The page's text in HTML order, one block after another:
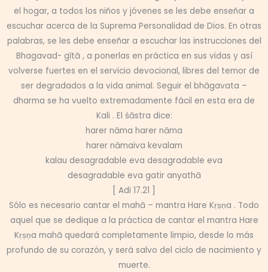
el hogar, a todos los niños y jóvenes se les debe enseñar a
escuchar acerca de la Suprema Personalidad de Dios. En otras
palabras, se les debe enseñar a escuchar las instrucciones del
Bhagavad- gītā , a ponerlas en práctica en sus vidas y así
volverse fuertes en el servicio devocional, libres del temor de
ser degradados a la vida animal. Seguir el bhāgavata –
dharma se ha vuelto extremadamente fácil en esta era de
Kali . El śāstra dice:
harer nāma harer nāma
harer nāmaiva kevalam
kalau desagradable eva desagradable eva
desagradable eva gatir anyathā
[ Adi 17.21 ]
Sólo es necesario cantar el mahā – mantra Hare Kṛṣṇa . Todo
aquel que se dedique a la práctica de cantar el mantra Hare
Kṛṣṇa mahā quedará completamente limpio, desde lo más
profundo de su corazón, y será salvo del ciclo de nacimiento y
muerte.